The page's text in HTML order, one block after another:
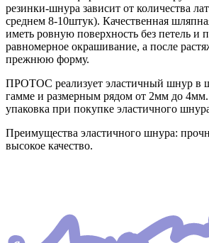
резинки-шнура зависит от количества
среднем 8-10штук). Качественная
иметь ровную поверхность без петель и
равномерное окрашивание, а после
прежнюю форму.
ПРОТОС реализует эластичный шнур в
гамме и размерным рядом от 2мм до
упаковка при покупке эластичного
Преимущества эластичного шнура:
высокое качество.